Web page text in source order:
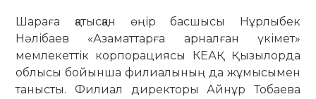
Шараға қатысқан өңір басшысы Нұрлыбек
Нәлібаев «Азаматтарға арналған үкімет»
мемлекеттік корпорациясы КЕАҚ Қызылорда
облысы бойынша филиалының да жұмысымен
танысты. Филиал директоры Айнұр Тобаева